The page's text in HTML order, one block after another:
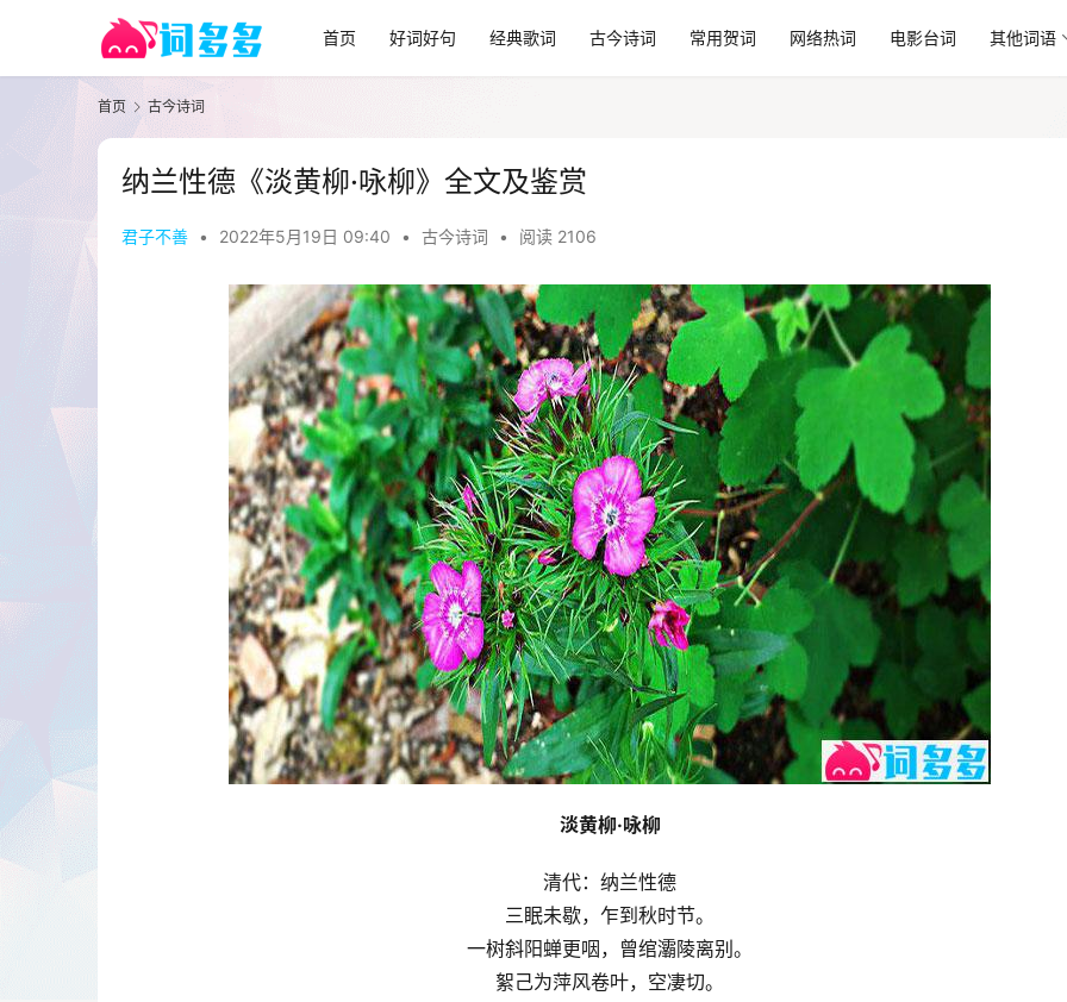
首页 好词好句 经典歌词 古今诗词 常用贺词 网络热词 电影台词 其他词语
首页 古今诗词
纳兰性德《淡黄柳·咏柳》全文及鉴赏
君子不善 • 2022年5月19日 09:40 • 古今诗词 • 阅读 2106
淡黄柳·咏柳
清代：纳兰性德
三眠未歇，乍到秋时节。
一树斜阳蝉更咽，曾绾灞陵离别。
絮己为萍风卷叶，空凄切。